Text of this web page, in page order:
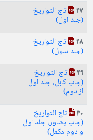
27 تاج التواریخ
(جلد اول)
28 تاج التواریخ
(جلد سول)
29 تاج التواریخ
(چاپ کابل، جلد اول
از دوم)
30 تاج التواریخ
(چاپ پشاور، جلد اول
و دوم مکمل)